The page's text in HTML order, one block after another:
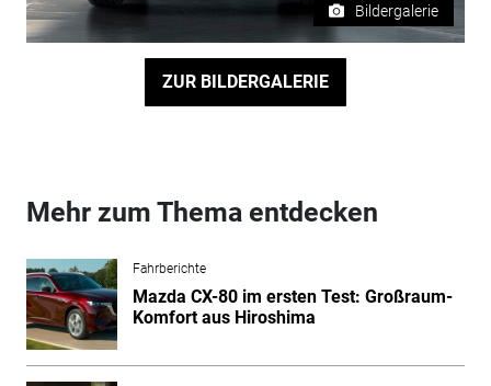
Bildergalerie
ZUR BILDERGALERIE
Mehr zum Thema entdecken
Fahrberichte
Mazda CX-80 im ersten Test: Großraum-
Komfort aus Hiroshima